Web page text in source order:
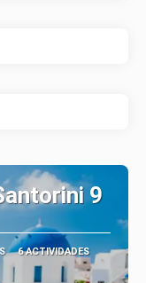
9
6 ACTIVIDADES